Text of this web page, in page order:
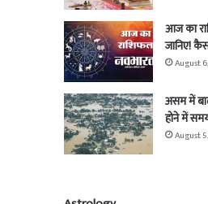
आज का
जानिए!
August
असम में
होने में
August